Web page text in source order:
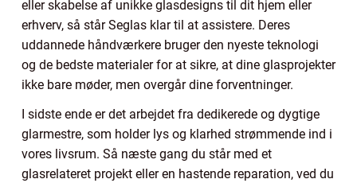
eller skabelse af unikke glasdesigns til dit hjem eller
erhverv, så står Seglas klar til at assistere. Deres
uddannede håndværkere bruger den nyeste teknologi
og de bedste materialer for at sikre, at dine glasprojekter
ikke bare møder, men overgår dine forventninger.
I sidste ende er det arbejdet fra dedikerede og dygtige
glarmestre, som holder lys og klarhed strømmende ind i
vores livsrum. Så næste gang du står med et
glasrelateret projekt eller en hastende reparation, ved du